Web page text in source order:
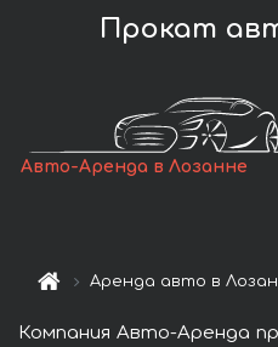
Прокат
Авто-Аренда в Лозанне
Аренда авто в
Компания Авто-Аренда